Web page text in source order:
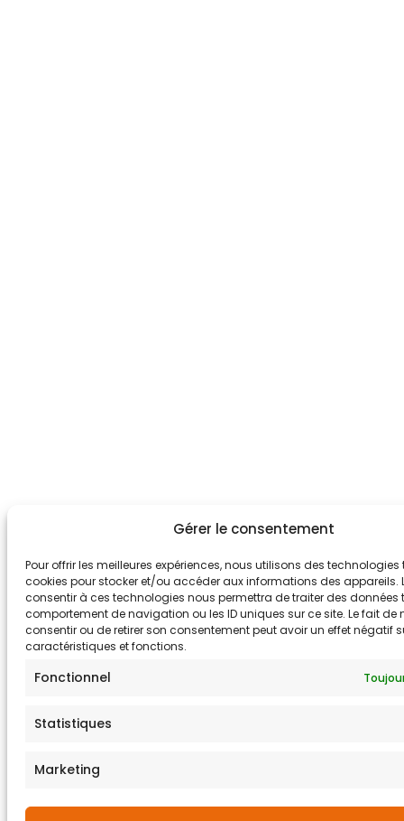
Gérer le consentement
Pour offrir les meilleures expériences, nous utilisons des technologies
cookies pour stocker et/ou accéder aux informations des appareils.
consentir à ces technologies nous permettra de traiter des données
comportement de navigation ou les ID uniques sur ce site. Le fait de
consentir ou de retirer son consentement peut avoir un effet négatif
caractéristiques et fonctions.
Fonctionnel
Statistiques
Marketing